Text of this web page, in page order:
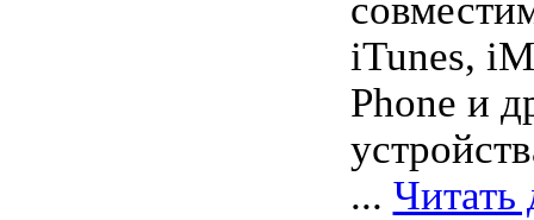
iTunes,
Phone и
... Читать